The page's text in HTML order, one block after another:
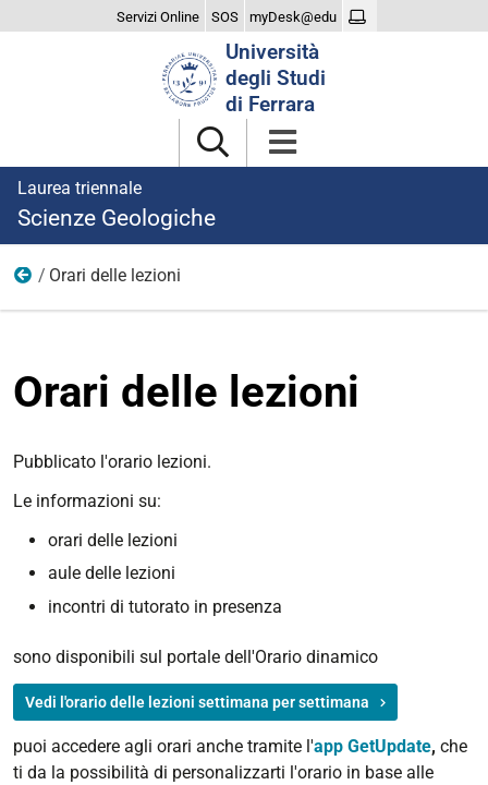
Servizi Online SOS myDesk@edu
Università
degli Studi
di Ferrara
Laurea triennale
Scienze Geologiche
Didattica
Orari delle lezioni
Orari delle lezioni
Pubblicato l'orario lezioni.
Le informazioni su:
orari delle lezioni
aule delle lezioni
incontri di tutorato in presenza
sono disponibili sul portale dell'Orario dinamico
Vedi l'orario delle lezioni settimana per settimana
puoi accedere agli orari anche tramite l'app GetUpdate, che
ti da la possibilità di personalizzarti l'orario in base alle